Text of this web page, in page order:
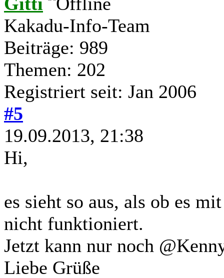
Kakadu-Info-Team
Beiträge: 989
Themen: 202
Registriert seit: Jan 2006
#5
19.09.2013, 21:38
Hi,
es sieht so aus, als ob es
nicht funktioniert.
Jetzt kann nur noch
Liebe Grüße